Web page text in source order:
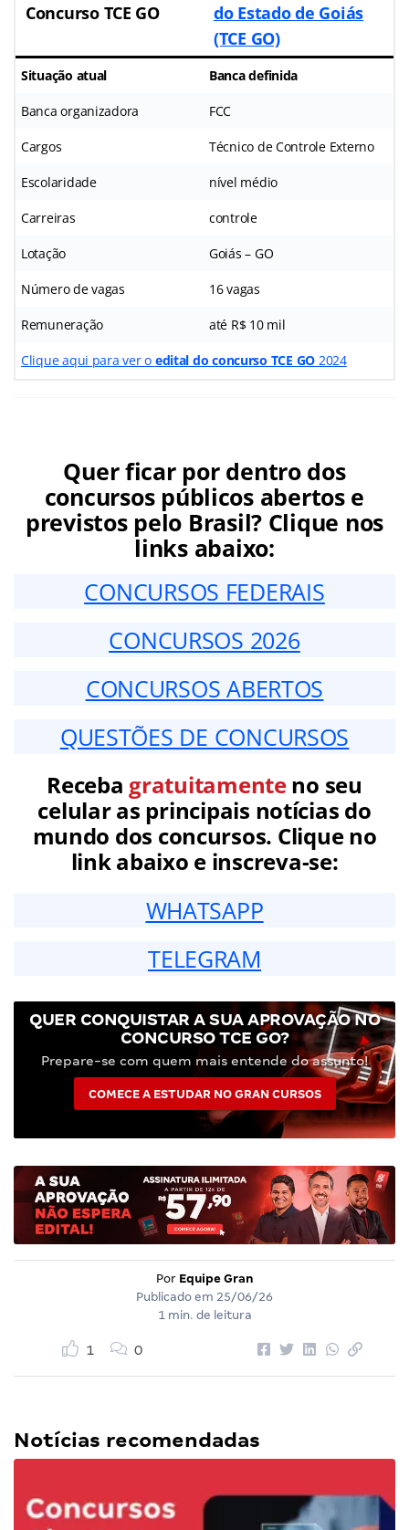
Concurso TCE GO
do Estado de Goiás
(TCE GO)
Situação atual Banca definida
Banca organizadora FCC
Cargos Técnico de Controle Externo
Escolaridade nível médio
Carreiras controle
Lotação Goiás – GO
Número de vagas 16 vagas
Remuneração até R$ 10 mil
Clique aqui para ver o edital do concurso TCE GO 2024
Quer ficar por dentro dos
concursos públicos abertos e
previstos pelo Brasil? Clique nos
links abaixo:
CONCURSOS FEDERAIS
CONCURSOS 2026
CONCURSOS ABERTOS
QUESTÕES DE CONCURSOS
Receba gratuitamenteno seu
celular as principais notícias do
mundo dos concursos. Clique no
link abaixo e inscreva-se:
WHATSAPP
TELEGRAM
QUER CONQUISTAR A SUA APROVAÇÃO NO
CONCURSO TCE GO?
Prepare-se com quem mais entende do assunto!
COMECE A ESTUDAR NO GRAN CURSOS
Por Equipe Gran
Publicado em 25/06/26
1 min. de leitura
1 0
Notícias recomendadas